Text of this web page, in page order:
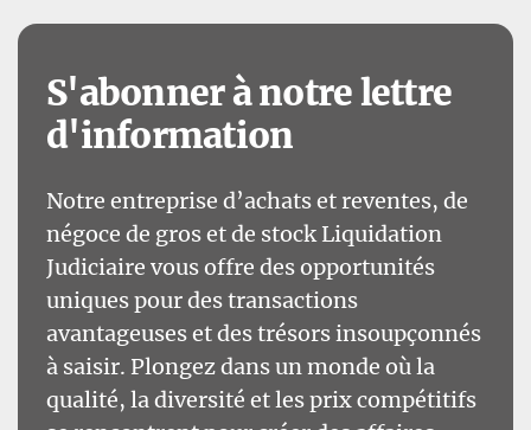
S'abonner à notre lettre
d'information
Notre entreprise d’achats et reventes, de
négoce de gros et de stock Liquidation
Judiciaire vous offre des opportunités
uniques pour des transactions
avantageuses et des trésors insoupçonnés
à saisir. Plongez dans un monde où la
qualité, la diversité et les prix compétitifs